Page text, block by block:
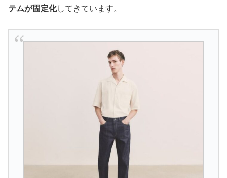
テムが固定化してきています。